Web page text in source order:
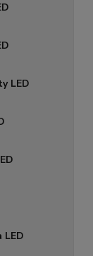
LED
LED